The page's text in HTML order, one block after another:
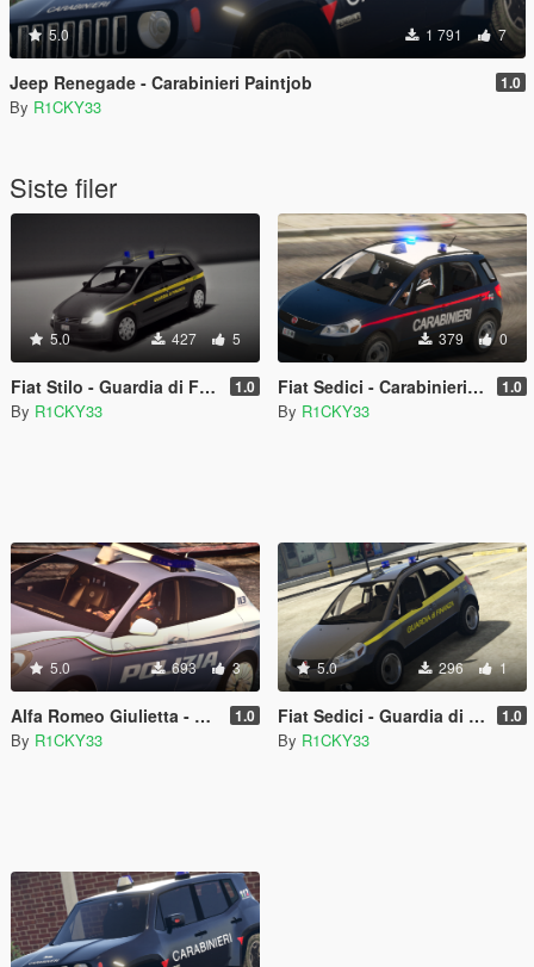
5.0 1 791 7
Jeep Renegade - Carabinieri Paintjob 1.0
By R1CKY33
Siste filer
5.0 427 5
Fiat Stilo - Guardia di Finanza | Paintjob 1.0
By R1CKY33
379 0
Fiat Sedici - Carabinieri | Paintjob 1.0
By R1CKY33
5.0 693 3
Alfa Romeo Giulietta - Polizia di Stato Squadra Volante | Reskin 1.0
By R1CKY33
5.0 296 1
Fiat Sedici - Guardia di Finanza | Paintjob 1.0
By R1CKY33